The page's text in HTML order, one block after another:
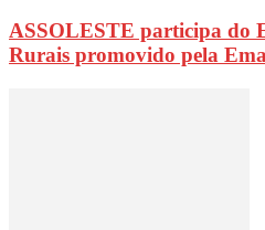
ASSOLESTE participa do
Rurais promovido pela